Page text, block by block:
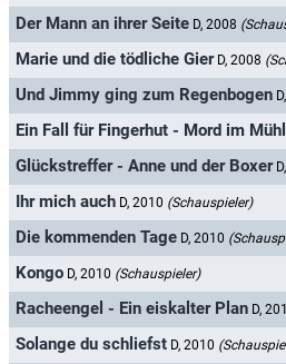
Der Mann an ihrer Seite D, 2008
Marie und die tödliche Gier D, 2008
Und Jimmy ging zum Regenbogen
Ein Fall für Fingerhut - Mord im
Glückstreffer - Anne und der Boxer
Ihr mich auch D, 2010 (Schauspieler)
Die kommenden Tage D, 2010
Kongo D, 2010 (Schauspieler)
Racheengel - Ein eiskalter Plan D,
Solange du schliefst D, 2010